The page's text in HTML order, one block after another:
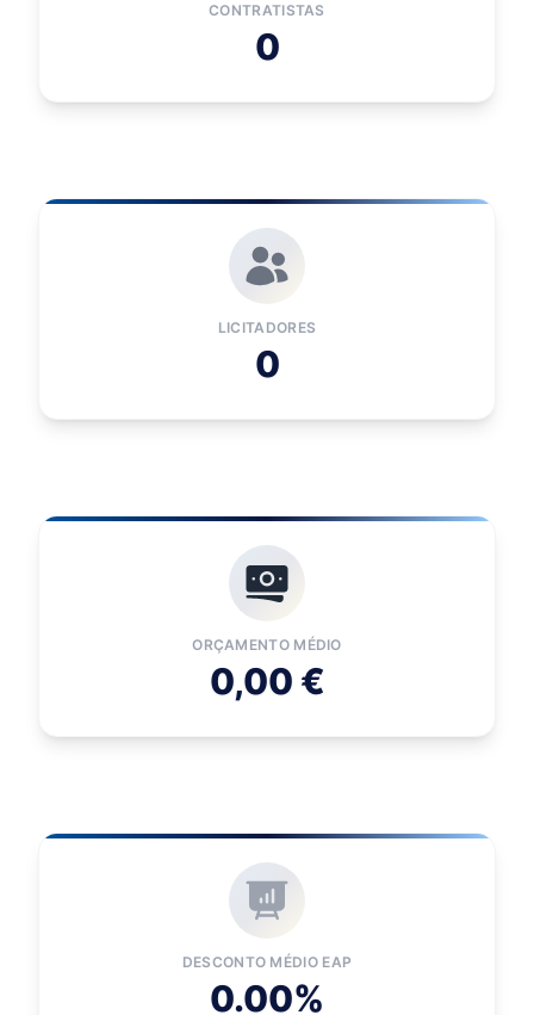
CONTRATISTAS
0
LICITADORES
0
ORÇAMENTO MÉDIO
0,00 €
DESCONTO MÉDIO EAP
0.00%